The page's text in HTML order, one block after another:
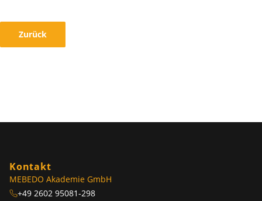
Zurück
Kontakt
MEBEDO Akademie GmbH
+49 2602 95081-298